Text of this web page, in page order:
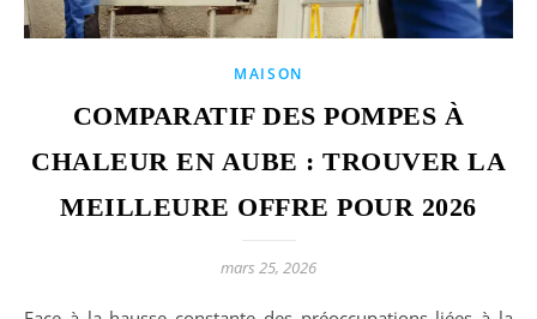
MAISON
COMPARATIF DES POMPES À
CHALEUR EN AUBE : TROUVER LA
MEILLEURE OFFRE POUR 2026
mars 25, 2026